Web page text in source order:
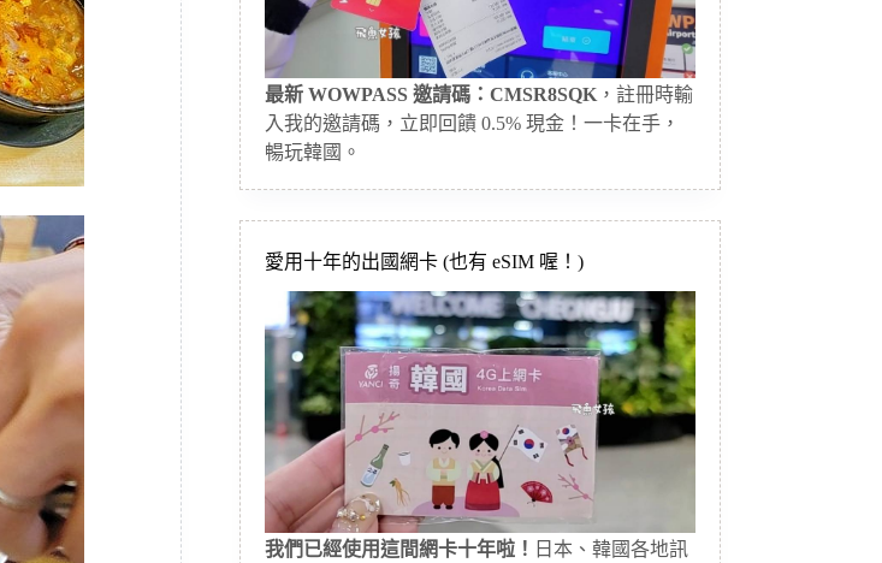
最新 WOWPASS 邀請碼：CMSR8SQK ，註冊時輸
入我的邀請碼，立即回饋 0.5% 現金！一卡在手，
暢玩韓國。
愛用十年的出國網卡 (也有 eSIM 喔！)
我們已經使用這間網卡十年啦！ 日本、韓國各地訊